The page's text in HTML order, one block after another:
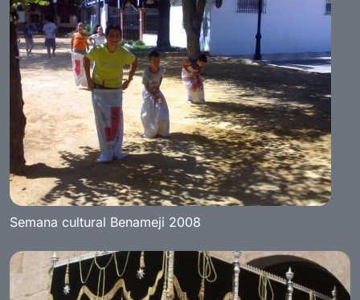
Semana cultural Benameji 2008